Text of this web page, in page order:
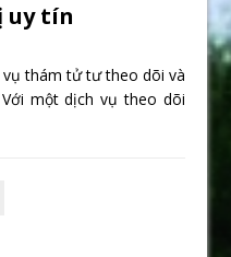
uy tín
vụ thám tử tư theo dõi và
một dịch vụ theo dõi